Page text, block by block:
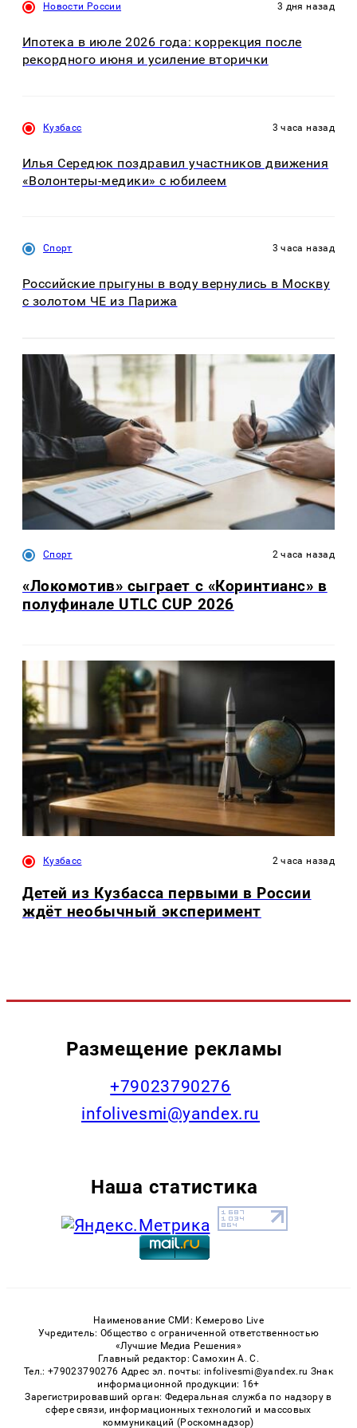
Новости России 3 дня назад
Ипотека в июле 2026 года: коррекция после
рекордного июня и усиление вторички
Кузбасс 3 часа назад
Илья Середюк поздравил участников движения
«Волонтеры-медики» с юбилеем
Спорт 3 часа назад
Российские прыгуны в воду вернулись в Москву
с золотом ЧЕ из Парижа
Спорт 2 часа назад
«Локомотив» сыграет с «Коринтианс» в
полуфинале UTLC CUP 2026
Кузбасс 2 часа назад
Детей из Кузбасса первыми в России
ждёт необычный эксперимент
Размещение рекламы
+79023790276
infolivesmi@yandex.ru
Наша статистика
Наименование СМИ: Кемерово Live
Учредитель: Общество с ограниченной ответственностью
«Лучшие Медиа Решения»
Главный редактор: Самохин А. С.
Тел.: +79023790276 Адрес эл. почты: infolivesmi@yandex.ru Знак
информационной продукции: 16+
Зарегистрировавший орган: Федеральная служба по надзору в
сфере связи, информационных технологий и массовых
коммуникаций (Роскомнадзор)